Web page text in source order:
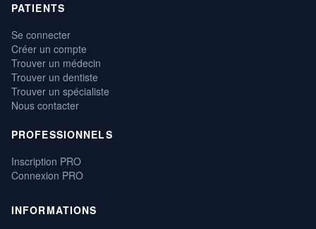
PATIENTS
Se connecter
Créer un compte
Trouver un médecin
Trouver un dentiste
Trouver un spécialiste
Nous contacter
PROFESSIONNELS
Inscription PRO
Connexion PRO
INFORMATIONS